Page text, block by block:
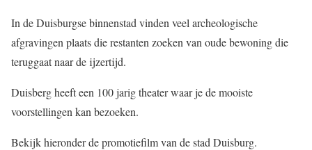
In de Duisburgse binnenstad vinden veel archeologische
afgravingen plaats die restanten zoeken van oude bewoning die
teruggaat naar de ijzertijd.
Duisberg heeft een 100 jarig theater waar je de mooiste
voorstellingen kan bezoeken.
Bekijk hieronder de promotiefilm van de stad Duisburg.